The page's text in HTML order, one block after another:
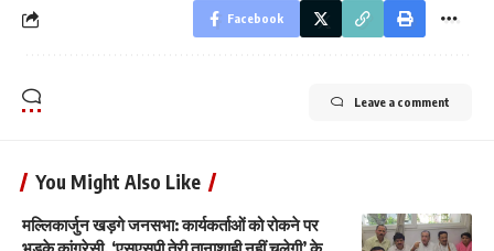
Facebook
Leave a comment
You Might Also Like
मल्लिकार्जुन खड़गे जनसभा: कार्यकर्ताओं को रोकने पर